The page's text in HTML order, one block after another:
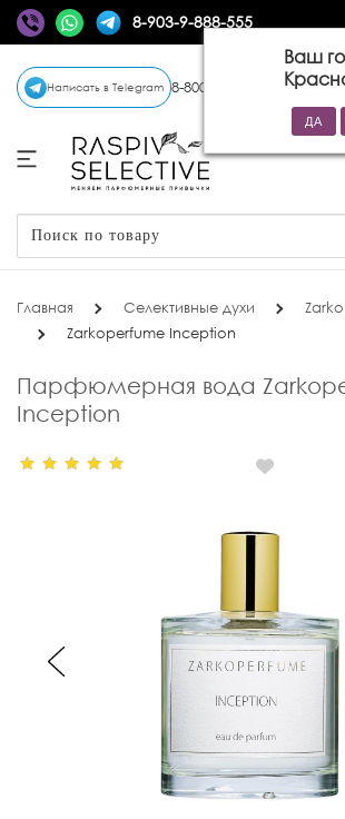
8-903-9-888-555
Ваш
Написать в Telegram 8-800-770-72-34
Главная Селективные духи
Zarkoperfume Inception
Парфюмерная вода
Inception